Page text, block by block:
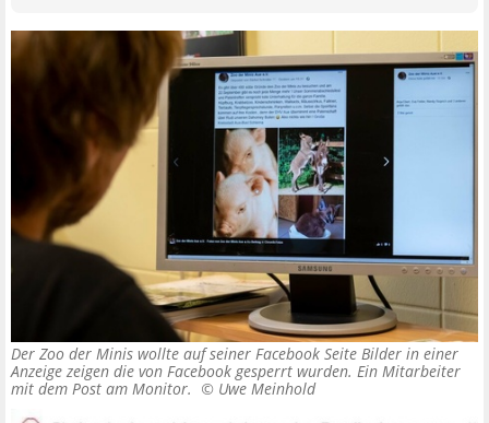
Der Zoo der Minis wollte auf seiner Facebook Seite Bilder in einer
Anzeige zeigen die von Facebook gesperrt wurden. Ein Mitarbeiter
mit dem Post am Monitor. © Uwe Meinhold